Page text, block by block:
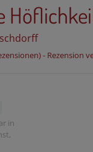
) - Rezension
in